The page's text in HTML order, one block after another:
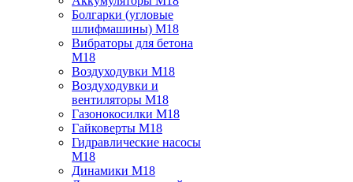
Болгарки (угловые
шлифмашины) M18
Вибраторы для бетона
M18
Воздуходувки M18
Воздуходувки и
вентиляторы M18
Газонокосилки M18
Гайковерты M18
Гидравлические насосы
M18
Динамики M18